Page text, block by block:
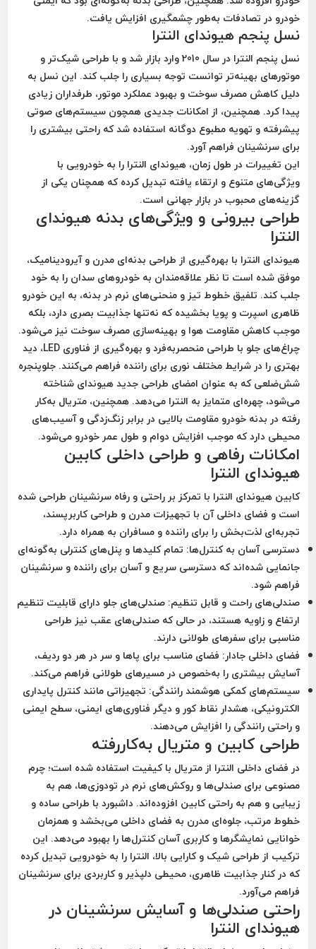
خودرو در تصادفات به‌طور چشمگیری افزایش یافت.
نسل پنجم هیوندای النترا
نسل پنجم النترا در سال 2010 وارد بازار شد و با طراحی شیک‌تر و
موتورهای بهینه‌تر توانست توجه بسیاری را جلب کند. این نسل به
دلیل کاهش مصرف سوخت و بهبود عملکرد موتور، طرفداران زیادی
پیدا کرد. همچنین، از امکانات جدیدی همچون سیستم‌های صوتی
پیشرفته و تهویه مطبوع دوگانه استفاده شد که راحتی بیشتری را
برای سرنشینان فراهم آورد.
این تغییرات در طول زمان، هیوندای النترا را به خودرویی با
ویژگی‌های متنوع و ارتقاء یافته تبدیل کرده که همچنان یکی از
گزینه‌های محبوب در بازار جهانی است.
طراحی بیرونی و ویژگی‌های بدنه هیوندای
النترا
هیوندای النترا با بهره‌گیری از طراحی بدنه‌ای مدرن و آیرودینامیک،
موفق شده است تا نظر علاقه‌مندان به خودروهای سدان را به خود
جلب کند. تلفیق خطوط تیز و منحنی‌های نرم در بدنه، به این خودرو
ظاهری اسپرت و پویا بخشیده که نه‌تنها جذابیت بصری دارد، بلکه
موجب کاهش مقاومت هوا و بهینه‌سازی مصرف سوخت نیز می‌شود.
چراغ‌های جلو با طراحی منحصربه‌فرد و بهره‌گیری از فناوری LED، دید
بهتری را در شرایط مختلف نوری برای راننده فراهم می‌کنند. جلوپنجره
شش‌ضلعی که به عنوان امضای طراحی جدید هیوندای شناخته
می‌شود، چهره‌ای متمایز به النترا می‌دهد. همچنین، متریال به‌کار
رفته در بدنه خودرو مقاومت بالایی در برابر زنگ‌زدگی و آسیب‌های
محیطی دارد که موجب افزایش دوام و طول عمر خودرو می‌شود.
امکانات رفاهی و طراحی داخلی کابین
هیوندای النترا
کابین هیوندای النترا با تمرکز بر راحتی و رفاه سرنشینان طراحی شده
است و فضای داخلی آن با تجهیزات مدرن و طراحی کاربرپسند،
تجربه‌ای لذت‌بخش را برای راننده و مسافران به همراه دارد.
دسترسی آسان به کنترل‌ها: تمام کلیدها و پنل‌های کنترلی به‌گونه‌ای
جانمایی شده‌اند که دسترسی سریع و آسان برای راننده و سرنشینان
فراهم شود.
صندلی‌های راحت و قابل تنظیم: صندلی‌های جلو دارای قابلیت تنظیم
ارتفاع و زاویه هستند، در حالی که صندلی‌های عقب نیز طراحی
مناسبی برای سفرهای طولانی دارند.
فضای داخلی جادار: فضای مناسب برای پاها و سر در هر دو ردیف،
آسایش بیشتری را به‌خصوص در مسیرهای طولانی فراهم می‌کند.
سیستم‌های کمکی هوشمند رانندگی: تجهیزاتی مانند کنترل پایداری
الکترونیکی، هشدار نقاط کور و دیگر فناوری‌های ایمنی، سطح ایمنی
و راحتی رانندگی را افزایش می‌دهند.
طراحی کابین و متریال به‌کاررفته
در فضای داخلی النترا از متریال با کیفیت استفاده شده است؛ چرم
مصنوعی برای صندلی‌ها و روکش‌های نرم در تودوزی‌ها، هم به
زیبایی و هم به راحتی کابین افزوده‌اند. داشبورد با طراحی ساده و
خطوط مرتب، جلوه‌ای مدرن به فضای داخلی می‌بخشد و همزمان
خوانایی نمایشگرها و کاربری آسان کنترل‌ها را بهبود می‌دهد. این
ترکیب از طراحی شیک و کارایی بالا، النترا را به خودرویی تبدیل کرده
که در کنار جذابیت ظاهری، محیطی دلپذیر و کاربردی برای سرنشینان
فراهم می‌آورد.
راحتی صندلی‌ها و آسایش سرنشینان در
هیوندای النترا